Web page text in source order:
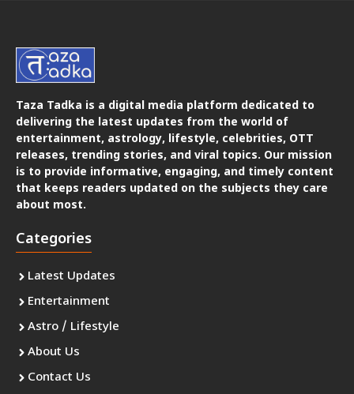
Taza Tadka is a digital media platform dedicated to
delivering the latest updates from the world of
entertainment, astrology, lifestyle, celebrities, OTT
releases, trending stories, and viral topics. Our mission
is to provide informative, engaging, and timely content
that keeps readers updated on the subjects they care
about most.
Categories
Latest Updates
Entertainment
Astro / Lifestyle
About Us
Contact Us